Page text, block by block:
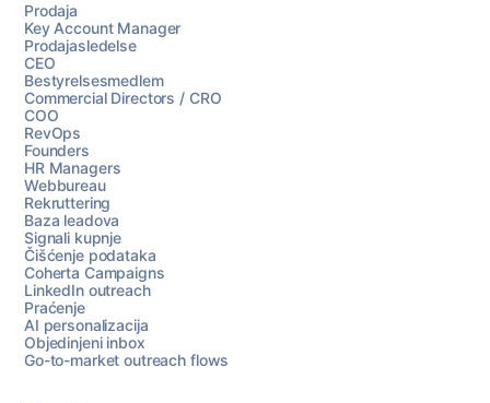
Prodaja
Key Account Manager
Prodajasledelse
CEO
Bestyrelsesmedlem
Commercial Directors / CRO
COO
RevOps
Founders
HR Managers
Webbureau
Rekruttering
Baza leadova
Signali kupnje
Čišćenje podataka
Coherta Campaigns
LinkedIn outreach
Praćenje
AI personalizacija
Objedinjeni inbox
Go-to-market outreach flows